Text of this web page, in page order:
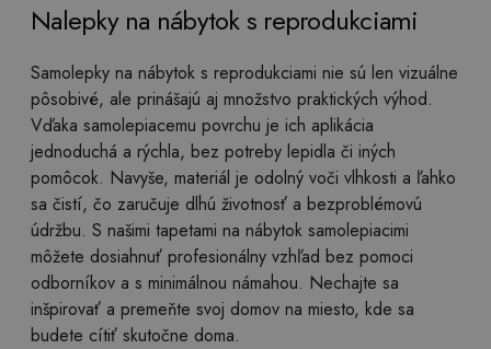
Nalepky na nábytok s reprodukciami
Samolepky na nábytok s reprodukciami nie sú len vizuálne
pôsobivé, ale prinášajú aj množstvo praktických výhod.
Vďaka samolepiacemu povrchu je ich aplikácia
jednoduchá a rýchla, bez potreby lepidla či iných
pomôcok. Navyše, materiál je odolný voči vlhkosti a ľahko
sa čistí, čo zaručuje dlhú životnosť a bezproblémovú
údržbu. S našimi tapetami na nábytok samolepiacimi
môžete dosiahnuť profesionálny vzhľad bez pomoci
odborníkov a s minimálnou námahou. Nechajte sa
inšpirovať a premeňte svoj domov na miesto, kde sa
budete cítiť skutočne doma.